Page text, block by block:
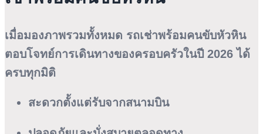
เมื่อมองภาพรวมทั้งหมด รถเช่าพร้อมคนขับหัวหิน
ตอบโจทย์การเดินทางของครอบครัวในปี 2026 ได้
ครบทุกมิติ
สะดวกตั้งแต่รับจากสนามบิน